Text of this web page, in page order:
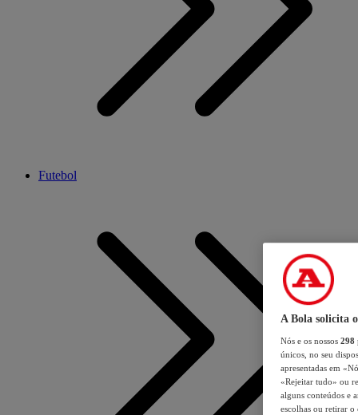
Futebol
A Bola solicita
Nós e os nossos 298
únicos, no seu
apresentadas em
«Rejeitar tudo» ou
alguns conteúdos e
escolhas ou retirar